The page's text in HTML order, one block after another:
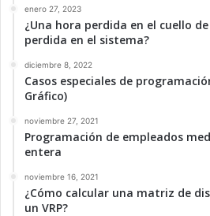
enero 27, 2023
¿Una hora perdida en el cuello
perdida en el sistema?
diciembre 8, 2022
Casos especiales de
Gráfico)
noviembre 27, 2021
Programación de empleados
entera
noviembre 16, 2021
¿Cómo calcular una matriz de
un VRP?